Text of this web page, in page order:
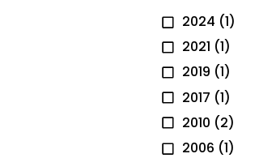
2024 (1)
2021 (1)
2019 (1)
2017 (1)
2010 (2)
2006 (1)